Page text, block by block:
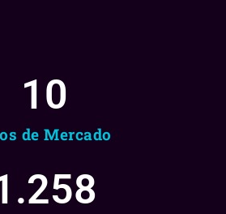
de Mercado
10